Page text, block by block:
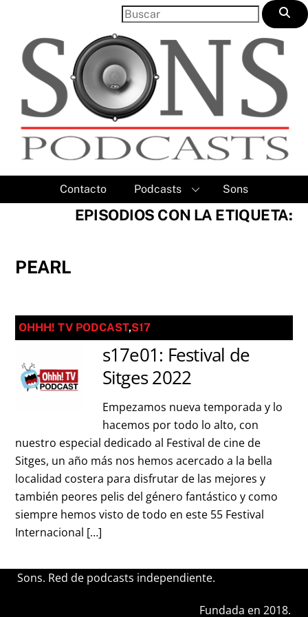
content
Contacto Podcasts Sons
EPISODIOS CON LA ETIQUETA:
PEARL
OHHH! TV PODCAST,S17
s17e01: Festival de
Sitges 2022
Empezamos nueva temporada y lo
hacemos por todo lo alto, con
nuestro especial dedicado al Festival de cine de
Sitges, un año más nos hemos acercado a la bella
localidad costera para disfrutar de las mejores y
también peores pelis del género fantástico y como
siempre hemos visto de todo en este 55 Festival
Internacional […]
Sons. Red de podcasts independiente.
Fundada en 2018.